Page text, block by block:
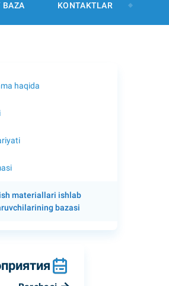
BAZA KONTAKTLAR
haqida
materiallari ishlab
bazasi